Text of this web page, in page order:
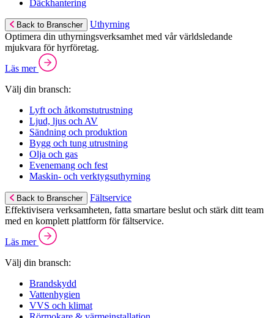
Däckhantering
Back to Branscher
Uthyrning
Optimera din uthyrningsverksamhet med vår världsledande
mjukvara för hyrföretag.
Läs mer
Välj din bransch:
Lyft och åtkomstutrustning
Ljud, ljus och AV
Sändning och produktion
Bygg och tung utrustning
Olja och gas
Evenemang och fest
Maskin- och verktygsuthyrning
Back to Branscher
Fältservice
Effektivisera verksamheten, fatta smartare beslut och stärk ditt team
med en komplett plattform för fältservice.
Läs mer
Välj din bransch:
Brandskydd
Vattenhygien
VVS och klimat